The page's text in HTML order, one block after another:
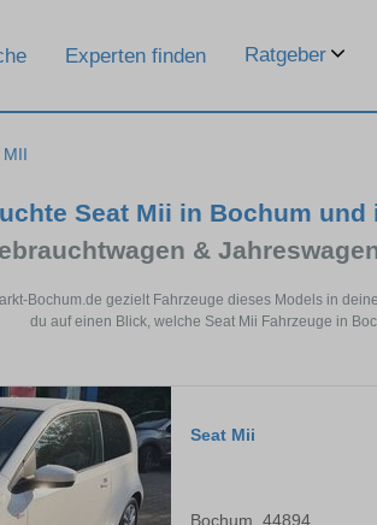
Experten finden Ratgeber
MII
Seat Mii in Bochum und
&
Bochum.de gezielt Fahrzeuge dieses Models in
du auf einen Blick, welche Seat Mii Fahrzeuge in
Seat Mii
Bochum, 44894